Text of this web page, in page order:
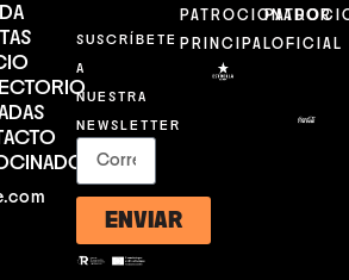
SUSCRÍBETE
A
NUESTRA
NEWSLETTER
ENVIAR
PATROCIONADOR
PRINCIPALOFICIAL